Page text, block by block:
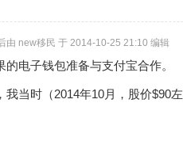
由 new移民 于 2014-10-25 21:10 编辑
电子钱包准备与支付宝合作。
当时（2014年10月，股价$90